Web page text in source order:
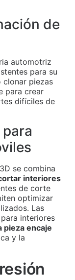
de
automotriz
para su
clonar piezas
para crear
difíciles de
se combina
interiores
de corte
optimizar
Las
interiores
pieza encaje
y la